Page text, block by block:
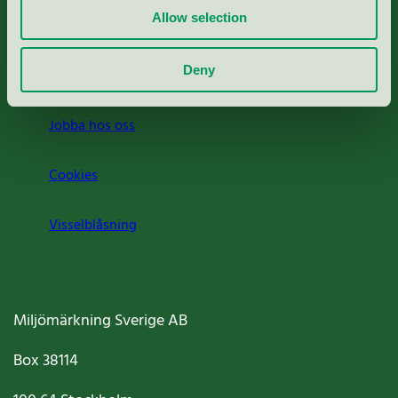
Allow selection
Deny
Jobba hos oss
Cookies
Visselblåsning
Miljömärkning Sverige AB
Box38114